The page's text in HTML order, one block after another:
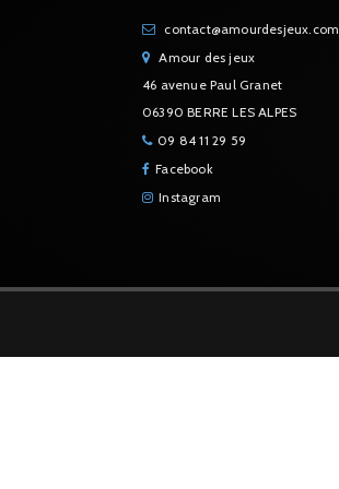
contact@amourdesjeux.com
Amour des jeux
46 avenue Paul Granet
06390 BERRE LES ALPES
09 84 11 29 59
Facebook
Instagram